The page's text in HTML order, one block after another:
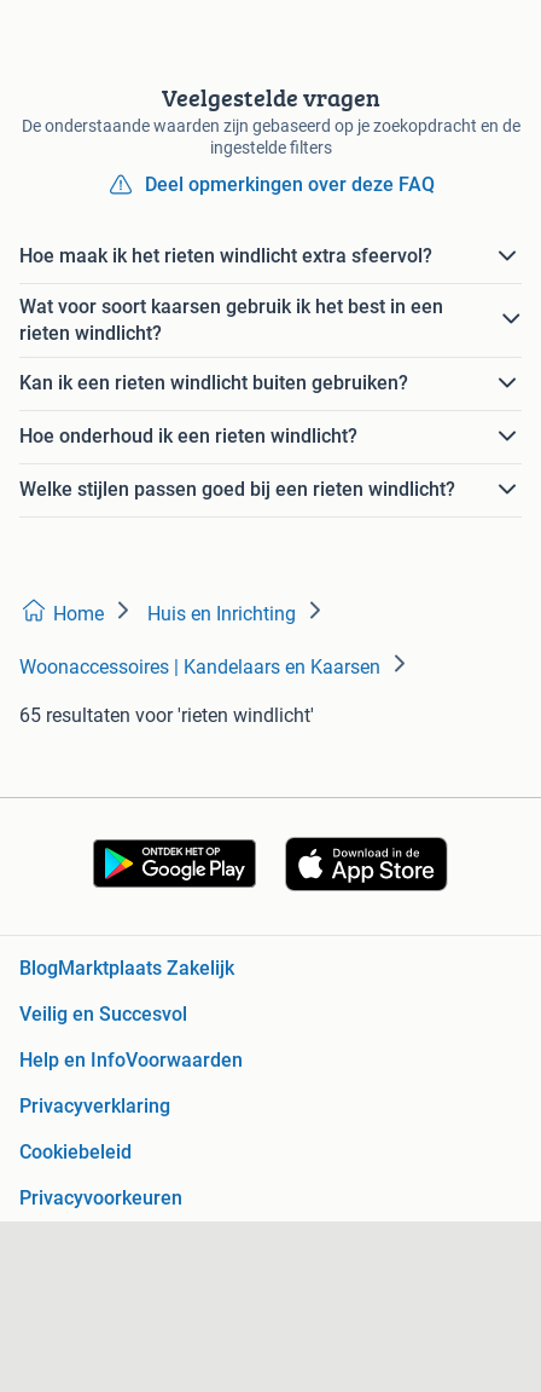
Veelgestelde vragen
De onderstaande waarden zijn gebaseerd op je zoekopdracht en de
ingestelde filters
Deel opmerkingen over deze FAQ
Hoe maak ik het rieten windlicht extra sfeervol?
Wat voor soort kaarsen gebruik ik het best in een
rieten windlicht?
Kan ik een rieten windlicht buiten gebruiken?
Hoe onderhoud ik een rieten windlicht?
Welke stijlen passen goed bij een rieten windlicht?
Home Huis en Inrichting
Woonaccessoires | Kandelaars en Kaarsen
65 resultaten voor 'rieten windlicht'
BlogMarktplaats Zakelijk
Veilig en Succesvol
Help en InfoVoorwaarden
Privacyverklaring
Cookiebeleid
Privacyvoorkeuren